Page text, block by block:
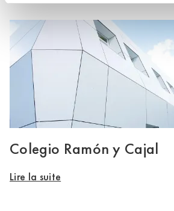
Colegio Ramón y Cajal
Lire la suite